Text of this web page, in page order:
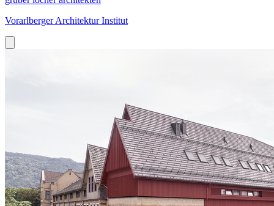
Vorarlberger Architektur Institut